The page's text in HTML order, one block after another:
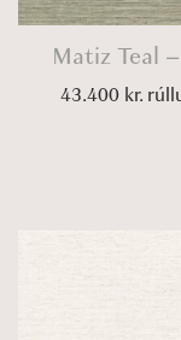
Matiz Teal
43.400 kr.